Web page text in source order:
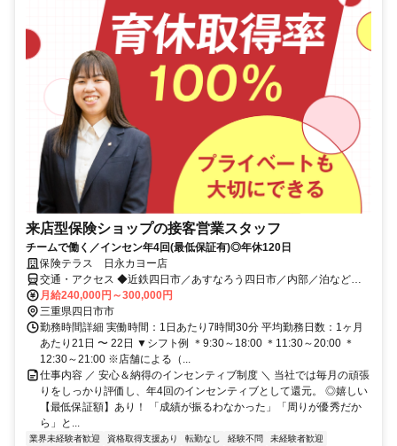
来店型保険ショップの接客営業スタッフ
チームで働く／インセン年4回(最低保証有)◎年休120日
保険テラス 日永カヨー店
交通・アクセス ◆近鉄四日市／あすなろう四日市／内部／泊などか
らもアクセス便利 ◆三重交通41／46：日永カヨーバス停より徒歩3分
月給240,000円～300,000円
三重県四日市市
勤務時間詳細 実働時間：1日あたり7時間30分 平均勤務日数：1ヶ月
あたり21日 〜 22日 ▼シフト例 ＊9:30～18:00 ＊11:30～20:00 ＊
12:30～21:00 ※店舗による（...
仕事内容 ／ 安心＆納得のインセンティブ制度 ＼ 当社では毎月の頑張
りをしっかり評価し、年4回のインセンティブとして還元。 ◎嬉しい
【最低保証額】あり！ 「成績が振るわなかった」「周りが優秀だか
ら」と...
業界未経験者歓迎 資格取得支援あり 転勤なし 経験不問
未経験者歓迎